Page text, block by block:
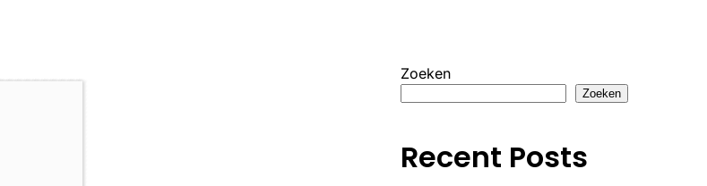
Zoeken
Zoeken
Recent Posts